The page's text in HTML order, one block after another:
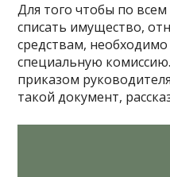
Для того чтобы по
списать имущество,
средствам,
специальную
приказом
такой документ,